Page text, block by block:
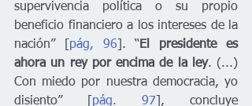
supervivencia política o su propio
beneficio financiero a los intereses de la
nación” [ pág, 96]. “El presidente es
ahora un rey por encima de la ley. (...)
Con miedo por nuestra democracia, yo
disiento” [ pág. 97 ], concluye